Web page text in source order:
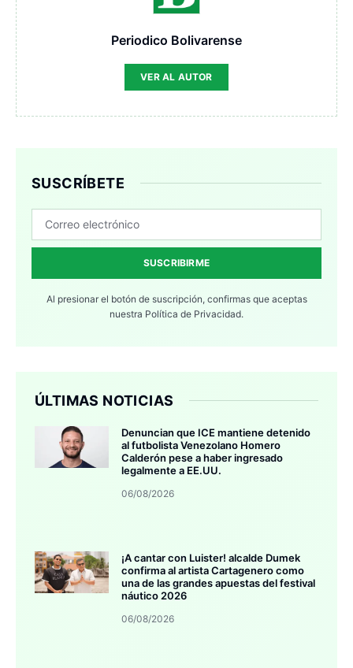
Periodico Bolivarense
VER AL AUTOR
SUSCRÍBETE
SUSCRIBIRME
Al presionar el botón de suscripción, confirmas que aceptas
nuestra Política de Privacidad.
ÚLTIMAS NOTICIAS
Denuncian que ICE mantiene detenido
al futbolista Venezolano Homero
Calderón pese a haber ingresado
legalmente a EE.UU.
06/08/2026
¡A cantar con Luister! alcalde Dumek
confirma al artista Cartagenero como
una de las grandes apuestas del festival
náutico 2026
06/08/2026